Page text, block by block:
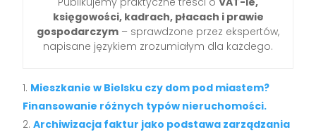
księgowości, kadrach, płacach i prawie
gospodarczym – sprawdzone przez ekspertów,
napisane językiem zrozumiałym dla każdego.
Mieszkanie w Bielsku czy dom pod miastem?
Finansowanie różnych typów nieruchomości.
Archiwizacja faktur jako podstawa zarządzania